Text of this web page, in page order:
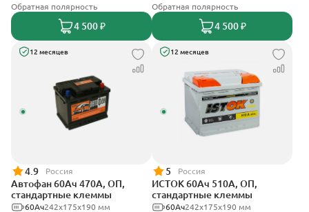
Обратная полярность
4 500 ₽
Обратная полярность
4 500 ₽
12 месяцев
4.9 Россия
Автофан 60Ач 470А, ОП,
стандартные клеммы
242х175х190 мм
60Ач
12 месяцев
5 Россия
ИСТОК 60Ач 510А, ОП,
стандартные клеммы
242x175x190 мм
60Ач